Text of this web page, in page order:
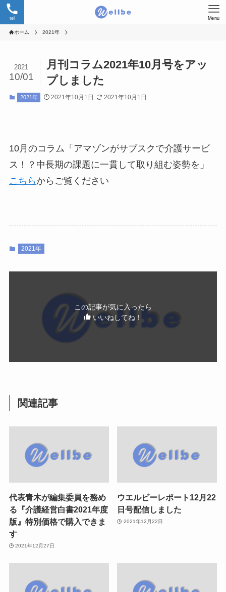
tel Menu
ホーム 2021年
月刊コラム2021年10月号をアッ
プしました
2021
10/01
2021年 2021年10月1日 2021年10月1日
10月のコラム「アマゾンがサブスクで介護サービ
ス！？中長期の課題に一貫して取り組む姿勢を」
こちら からご覧ください
2021年
この記事が気に入ったら
いいねしてね！
関連記事
代表青木が編集委員を務め
る『介護経営白書2021年度
版』特別価格で購入できま
す
2021年12月27日
ウエルビーレポート12月22
日号配信しました
2021年12月22日